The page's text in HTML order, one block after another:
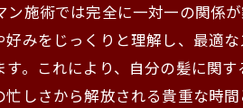
施術では完全に一対一の関係
みをじっくりと理解し、最適
。これにより、自分の髪に関
しさから解放される貴重な時